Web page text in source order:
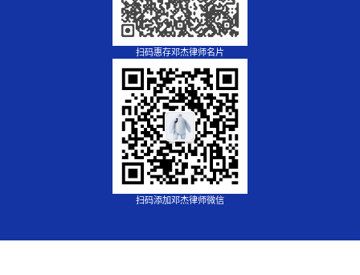
扫码惠存邓杰律师名片
扫码添加邓杰律师微信